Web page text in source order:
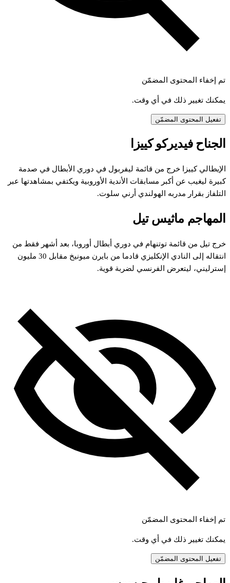
تم إخفاء المحتوى المضمّن
يمكنك تغيير ذلك في أي وقت.
تفعيل المحتوى المضمّن
الجناح فيديركو كييزا
الإيطالي كييزا خرج من قائمة ليفربول في دوري الأبطال في صدمة
كبيرة ليغيب عن أكبر مسابقات الأندية الأوروبية ويكتفي بمشاهدتها عبر
التلفاز بقرار مدربه الهولندي أرني سلوت.
المهاجم ماثيس تيل
خرج تيل من قائمة توتنهام في دوري أبطال أوروبا، بعد أشهر فقط من
انتقاله إلى النادي الإنكليزي قادما من بايرن ميونيخ مقابل 30 مليون
إسترليني، ليتعرض الفرنسي لضربة قوية.
تم إخفاء المحتوى المضمّن
يمكنك تغيير ذلك في أي وقت.
تفعيل المحتوى المضمّن